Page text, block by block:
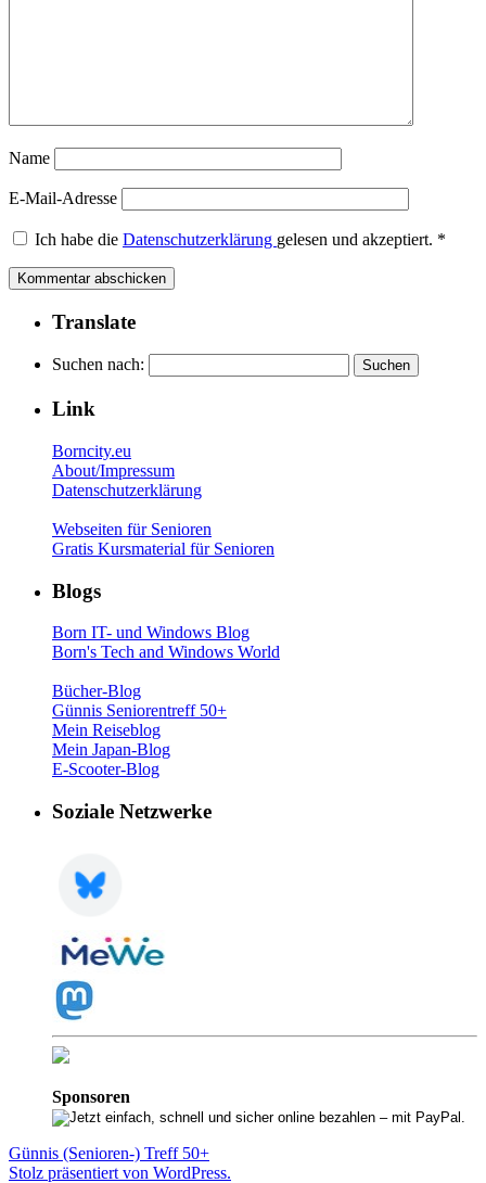
Name
E-Mail-Adresse
Ich habe die Datenschutzerklärung gelesen und akzeptiert. *
Translate
Suchen nach:
Link
Borncity.eu
About/Impressum
Datenschutzerklärung
Webseiten für Senioren
Gratis Kursmaterial für Senioren
Blogs
Born IT- und Windows Blog
Born's Tech and Windows World
Bücher-Blog
Günnis Seniorentreff 50+
Mein Reiseblog
Mein Japan-Blog
E-Scooter-Blog
Soziale Netzwerke
Sponsoren
Günnis (Senioren-) Treff 50+
Stolz präsentiert von WordPress.